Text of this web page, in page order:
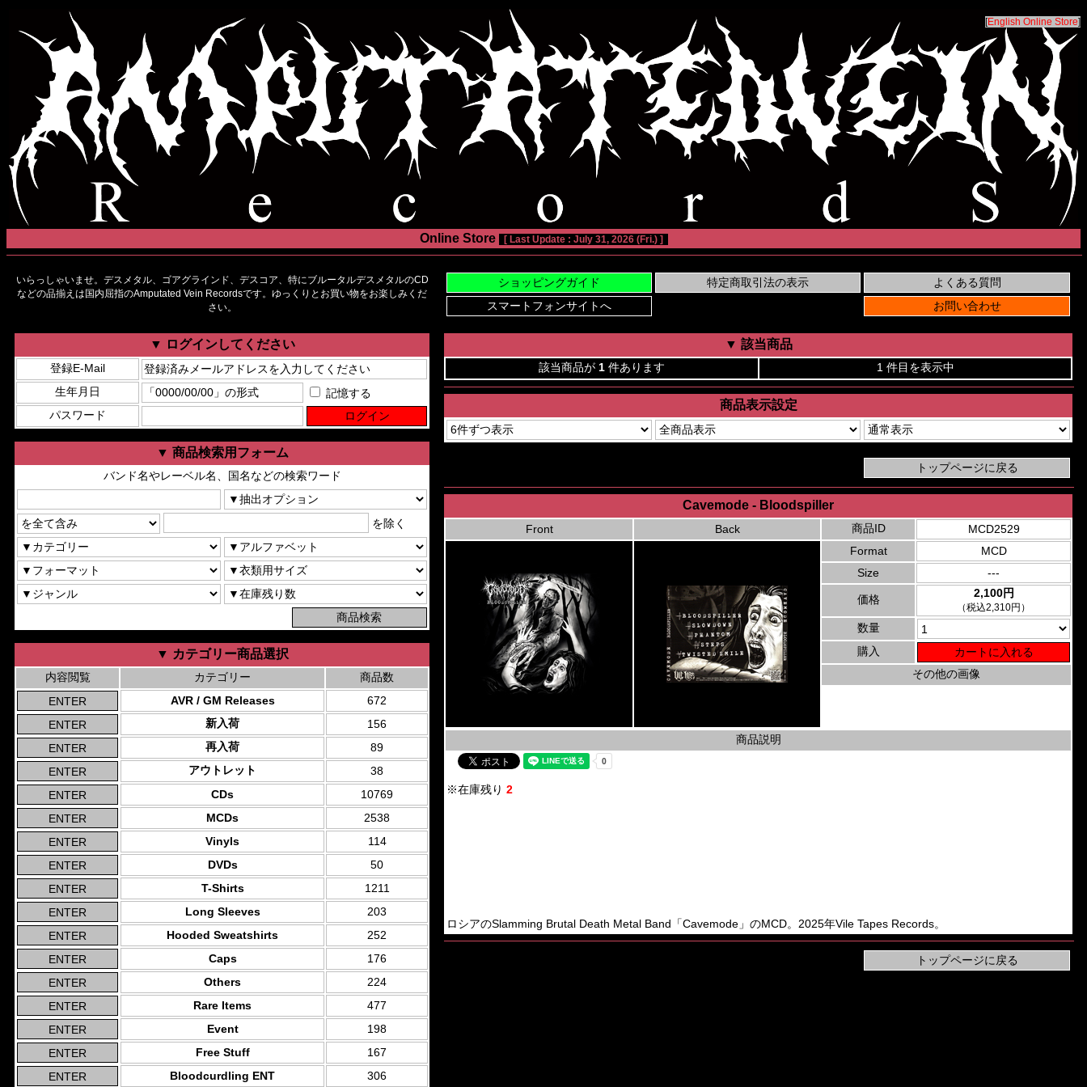
[English Online Store]
Online Store [ Last Update : July 31, 2026 (Fri.) ]
いらっしゃいませ。デスメタル、ゴアグラインド、デスコア、特にブルータルデスメタルのCD
などの品揃えは国内屈指のAmputated Vein Recordsです。ゆっくりとお買い物をお楽しみくだ
さい。
▼ ログインしてください
登録E-Mail
生年月日
記憶する
パスワード
▼ 商品検索用フォーム
バンド名やレーベル名、国名などの検索ワード
を除く
▼ カテゴリー商品選択
内容閲覧 カテゴリー
商品数
AVR / GM Releases
672
新入荷
156
再入荷
89
アウトレット
38
CDs
10769
MCDs
2538
Vinyls
114
DVDs
50
T-Shirts
1211
Long Sleeves
203
Hooded Sweatshirts
252
Caps
176
Others
224
Rare Items
477
Event
198
Free Stuff
167
Bloodcurdling ENT
306
▼ 該当商品
該当商品が 1 件あります 1 件目を表示中
商品表示設定
Cavemode - Bloodspiller
Front Back 商品ID
MCD2529
Format
MCD
Size
---
価格 2,100円
（税込2,310円）
数量
購入
その他の画像
商品説明
※在庫残り 2
ロシアのSlamming Brutal Death Metal Band「Cavemode」のMCD。2025年Vile Tapes Records。